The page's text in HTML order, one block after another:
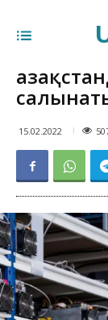
15.02.2022